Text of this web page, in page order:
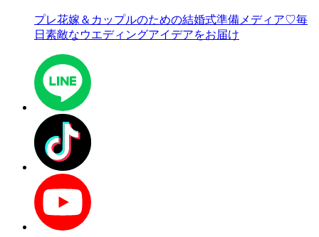
プレ花嫁＆カップルのための結婚式準備メディア♡毎
日素敵なウエディングアイデアをお届け